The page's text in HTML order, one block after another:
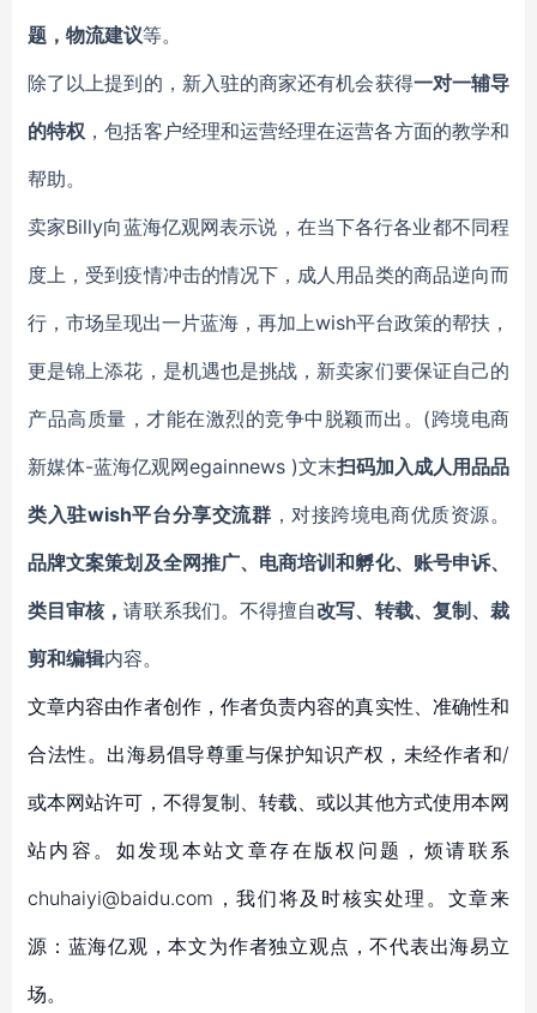
题，物流建议等。
除了以上提到的，新入驻的商家还有机会获得一对一辅导
的特权 ，包括客户经理和运营经理在运营各方面的教学和
帮助。
卖家Billy向蓝海亿观网表示说，在当下各行各业都不同程
度上，受到疫情冲击的情况下，成人用品类的商品逆向而
行，市场呈现出一片蓝海，再加上wish平台政策的帮扶，
更是锦上添花，是机遇也是挑战，新卖家们要保证自己的
产品高质量，才能在激烈的竞争中脱颖而出。(跨境电商
新媒体-蓝海亿观网egainnews )文末扫码加入成人用品品
类入驻wish平台分享交流群 ，对接跨境电商优质资源。
品牌文案策划及全网推广、电商培训和孵化、账号申诉、
类目审核，请联系我们。不得擅自改写、转载、复制、裁
剪和编辑内容。
文章内容由作者创作，作者负责内容的真实性、准确性和
合法性。出海易倡导尊重与保护知识产权，未经作者和/
或本网站许可，不得复制、转载、或以其他方式使用本网
站内容。如发现本站文章存在版权问题，烦请联系
chuhaiyi@baidu.com，我们将及时核实处理。文章来
源：蓝海亿观，本文为作者独立观点，不代表出海易立
场。